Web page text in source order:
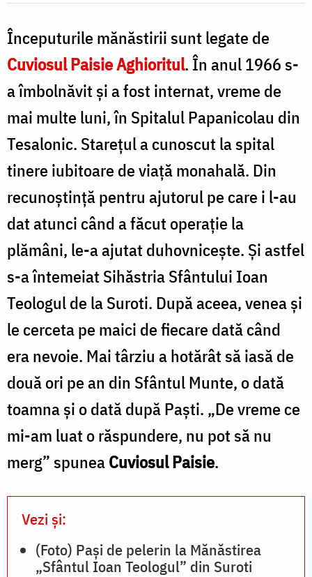
Pr.
Silviu
Cluci
Începuturile mănăstirii sunt legate de
Cuviosul Paisie Aghioritul. În anul 1966 s-
a îmbolnăvit şi a fost internat, vreme de
mai multe luni, în Spitalul Papanicolau din
Tesalonic. Stareţul a cunoscut la spital
tinere iubitoare de viaţă monahală. Din
recunoştinţă pentru ajutorul pe care i l-au
dat atunci când a făcut operaţie la
plămâni, le-a ajutat duhovniceşte. Şi astfel
s-a întemeiat Sihăstria Sfântului Ioan
Teologul de la Suroti. După aceea, venea şi
le cerceta pe maici de fiecare dată când
era nevoie. Mai târziu a hotărât să iasă de
două ori pe an din Sfântul Munte, o dată
toamna şi o dată după Paşti. „De vreme ce
mi-am luat o răspundere, nu pot să nu
merg” spuneaCuviosul Paisie.
Vezi și:
(Foto) Pași de pelerin la Mănăstirea
„Sfântul Ioan Teologul” din Suroti